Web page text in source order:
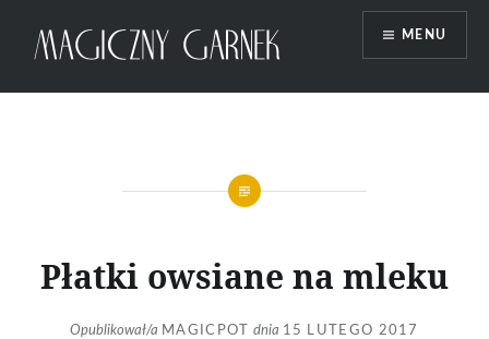
Magiczny Garnek
MENU
Płatki owsiane na mleku
Opublikował/a MAGICPOT dnia 15 LUTEGO 2017